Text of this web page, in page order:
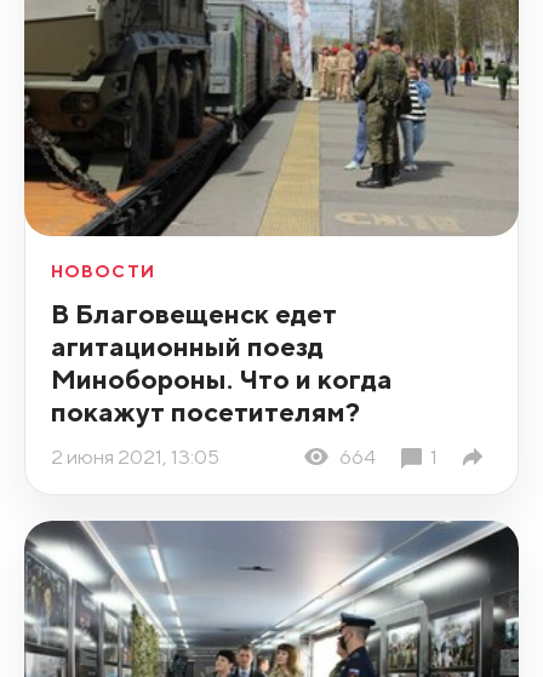
НОВОСТИ
В Благовещенск едет
агитационный поезд
Минобороны. Что и когда
покажут посетителям?
2 июня 2021, 13:05 664 1